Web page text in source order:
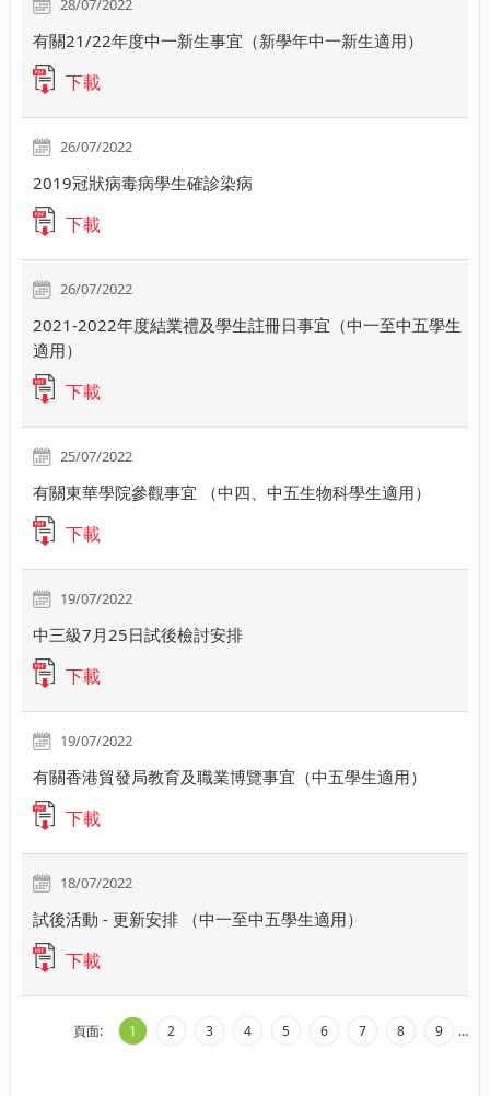
28/07/2022
有關21/22年度中一新生事宜（新學年中一新生適用）
下載
26/07/2022
2019冠狀病毒病學生確診染病
下載
26/07/2022
2021-2022年度結業禮及學生註冊日事宜（中一至中五學生
適用）
下載
25/07/2022
有關東華學院參觀事宜 （中四、中五生物科學生適用）
下載
19/07/2022
中三級7月25日試後檢討安排
下載
19/07/2022
有關香港貿發局教育及職業博覽事宜（中五學生適用）
下載
18/07/2022
試後活動 - 更新安排 （中一至中五學生適用）
下載
頁面: 1 2 3 4 5 6 7 8 9 …